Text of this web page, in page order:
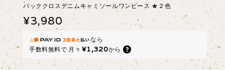
バッククロスデニムキャミソールワンピース ★２色
¥3,980
なら
手数料無料で 月々 ¥1,320から